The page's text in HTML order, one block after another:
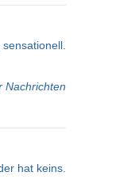
Nachrichten
hat keins.